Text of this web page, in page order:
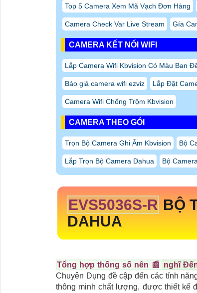
Top 5 Camera Xem Mã Vạch Đơn Hàng
Camera Check Var Live Stream Gía
CAMERA KẾT NỐI WIFI
Lắp Camera Wifi Kbvision Có Màu Ban
Báo giá camera wifi ezviz Lắp Đặt
Camera Wifi Chống Trộm Kbvision
CAMERA THEO GÓI
Trọn Bộ Camera Ghi Âm Kbvision Bộ
Lắp Trọn Bộ Camera Dahua Bộ
EVS5036S-R BỘ
DAHUA
Tổng hợp thống số nên 📰 nghĩ
Chuyên Dụng đề cập đến các tính
thông minh chất lượng, được thiết kế